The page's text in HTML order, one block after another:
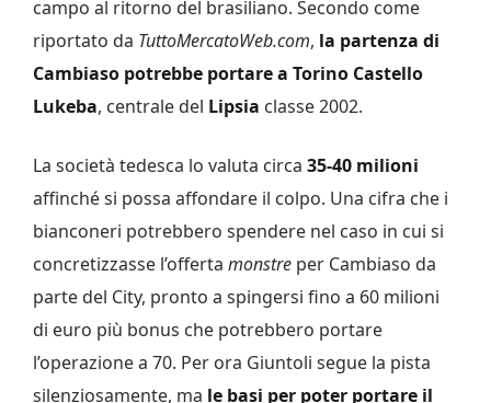
campo al ritorno del brasiliano. Secondo come
riportato da TuttoMercatoWeb.com, la partenza di
Cambiaso potrebbe portare a Torino Castello
Lukeba, centrale del Lipsia classe 2002.
La società tedesca lo valuta circa 35-40 milioni
affinché si possa affondare il colpo. Una cifra che i
bianconeri potrebbero spendere nel caso in cui si
concretizzasse l’offerta monstre per Cambiaso da
parte del City, pronto a spingersi fino a 60 milioni
di euro più bonus che potrebbero portare
l’operazione a 70. Per ora Giuntoli segue la pista
silenziosamente, ma le basi per poter portare il